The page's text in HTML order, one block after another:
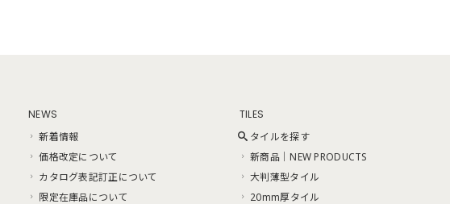
NEWS
新着情報
価格改定について
カタログ表記訂正について
限定在庫品について
TILES
タイルを探す
新商品｜NEW PRODUCTS
大判薄型タイル
20mm厚タイル